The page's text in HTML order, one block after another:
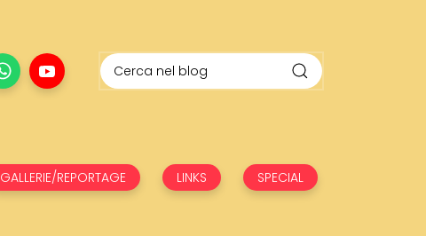
GALLERIE/REPORTAGE LINKS SPECIAL